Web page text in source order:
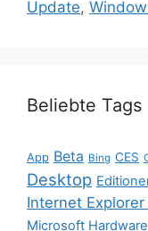
Update,
Beliebte Tags
App Beta Bing CES
Desktop
Internet Explorer
Microsoft Hardware